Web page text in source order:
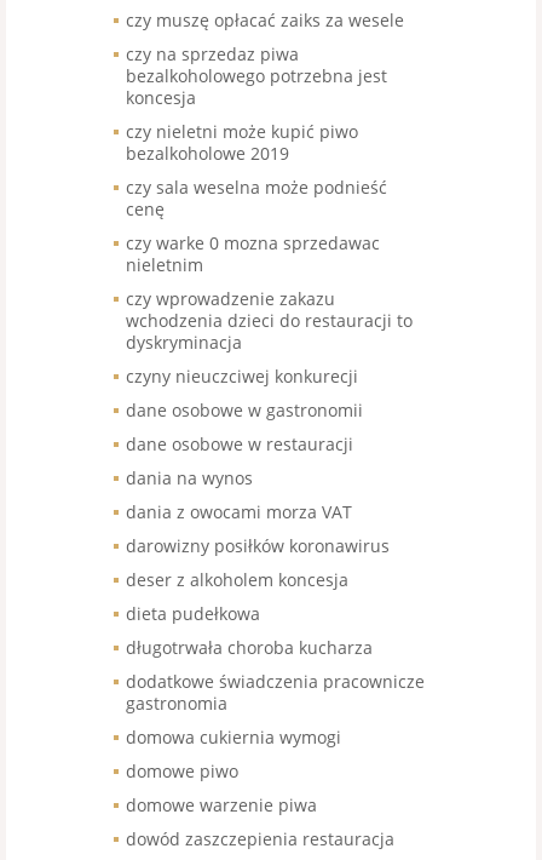
czy muszę opłacać zaiks za wesele
czy na sprzedaz piwa
bezalkoholowego potrzebna jest
koncesja
czy nieletni może kupić piwo
bezalkoholowe 2019
czy sala weselna może podnieść
cenę
czy warke 0 mozna sprzedawac
nieletnim
czy wprowadzenie zakazu
wchodzenia dzieci do restauracji to
dyskryminacja
czyny nieuczciwej konkurecji
dane osobowe w gastronomii
dane osobowe w restauracji
dania na wynos
dania z owocami morza VAT
darowizny posiłków koronawirus
deser z alkoholem koncesja
dieta pudełkowa
długotrwała choroba kucharza
dodatkowe świadczenia pracownicze
gastronomia
domowa cukiernia wymogi
domowe piwo
domowe warzenie piwa
dowód zaszczepienia restauracja